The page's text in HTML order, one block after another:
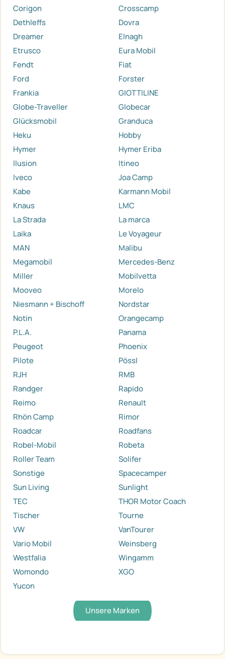
Corigon
Crosscamp
Dethleffs
Dovra
Dreamer
Elnagh
Etrusco
Eura Mobil
Fendt
Fiat
Ford
Forster
Frankia
GIOTTILINE
Globe-Traveller
Globecar
Glücksmobil
Granduca
Heku
Hobby
Hymer
Hymer Eriba
Ilusion
Itineo
Iveco
Joa Camp
Kabe
Karmann Mobil
Knaus
LMC
La Strada
La marca
Laika
Le Voyageur
MAN
Malibu
Megamobil
Mercedes-Benz
Miller
Mobilvetta
Mooveo
Morelo
Niesmann + Bischoff
Nordstar
Notin
Orangecamp
P.L.A.
Panama
Peugeot
Phoenix
Pilote
Pössl
RJH
RMB
Randger
Rapido
Reimo
Renault
Rhön Camp
Rimor
Roadcar
Roadfans
Robel-Mobil
Robeta
Roller Team
Solifer
Sonstige
Spacecamper
Sun Living
Sunlight
TEC
THOR Motor Coach
Tischer
Tourne
VW
VanTourer
Vario Mobil
Weinsberg
Westfalia
Wingamm
Womondo
XGO
Yucon
Unsere Marken